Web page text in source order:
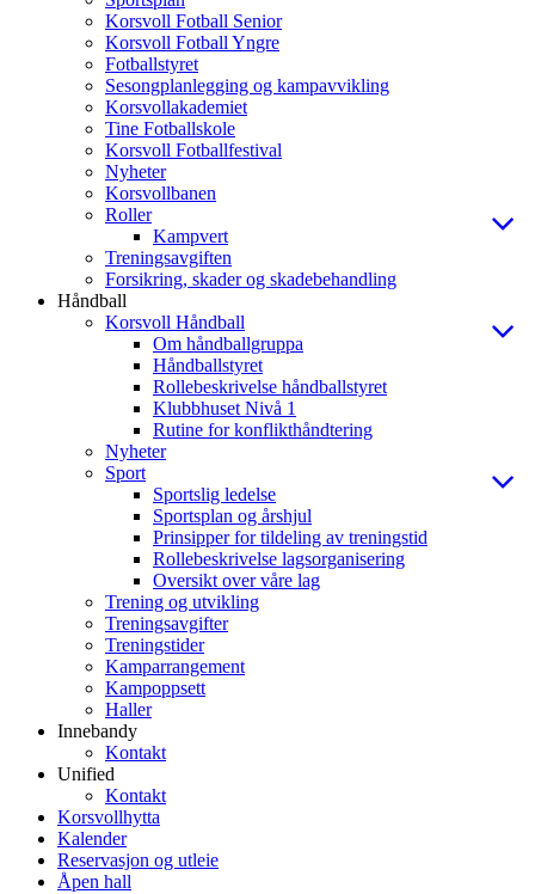
Korsvoll Fotball Senior
Korsvoll Fotball Yngre
Fotballstyret
Sesongplanlegging og kampavvikling
Korsvollakademiet
Tine Fotballskole
Korsvoll Fotballfestival
Nyheter
Korsvollbanen
Roller
Kampvert
Treningsavgiften
Forsikring, skader og skadebehandling
Håndball
Korsvoll Håndball
Om håndballgruppa
Håndballstyret
Rollebeskrivelse håndballstyret
Klubbhuset Nivå 1
Rutine for konflikthåndtering
Nyheter
Sport
Sportslig ledelse
Sportsplan og årshjul
Prinsipper for tildeling av treningstid
Rollebeskrivelse lagsorganisering
Oversikt over våre lag
Trening og utvikling
Treningsavgifter
Treningstider
Kamparrangement
Kampoppsett
Haller
Innebandy
Kontakt
Unified
Kontakt
Korsvollhytta
Kalender
Reservasjon og utleie
Åpen hall